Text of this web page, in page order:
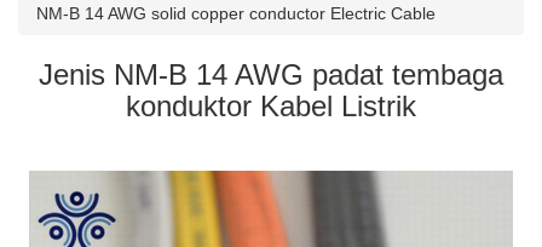
i
NM-B 14 AWG solid copper conductor Electric Cable
Jenis NM-B 14 AWG padat tembaga
konduktor Kabel Listrik